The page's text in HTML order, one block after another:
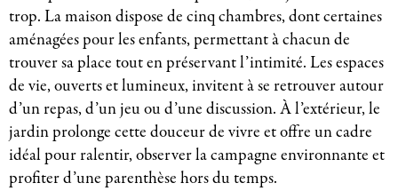
trop. La maison dispose de cinq chambres, dont certaines
aménagées pour les enfants, permettant à chacun de
trouver sa place tout en préservant l’intimité. Les espaces
de vie, ouverts et lumineux, invitent à se retrouver autour
d’un repas, d’un jeu ou d’une discussion. À l’extérieur, le
jardin prolonge cette douceur de vivre et offre un cadre
idéal pour ralentir, observer la campagne environnante et
profiter d’une parenthèse hors du temps.